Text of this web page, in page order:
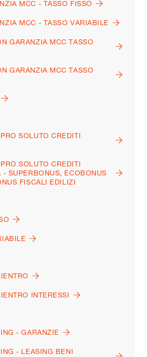
MCC - TASSO FISSO
MCC - TASSO VARIABILE
GARANZIA MCC TASSO
GARANZIA MCC TASSO
SOLUTO CREDITI
SOLUTO CREDITI
- SUPERBONUS, ECOBONUS
FISCALI EDILIZI
INTERESSI
- GARANZIE
- LEASING BENI